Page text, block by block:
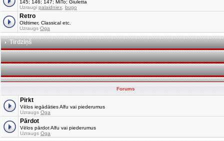
145; 146; 147; MiTo; Giuletta
Uzraugi palaidniex bugo
Retro
Oldtimer, Classical etc.
Uzraugs Oga
Tirdziņš
Forums
Pirkt
Vēlos iegādāties Alfu vai piederumus
Uzraugs Oga
Pārdot
Vēlos pārdot Alfu vai piederumus
Uzraugs Oga